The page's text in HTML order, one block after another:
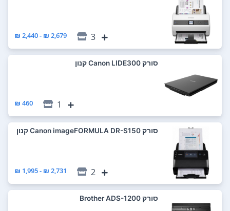
3
2,679 ₪ - 2,440 ₪
סורק Canon LIDE300 קנון
1
460 ₪
סורק Canon imageFORMULA DR-S150 קנון
2
2,731 ₪ - 1,995 ₪
סורק Brother ADS-1200